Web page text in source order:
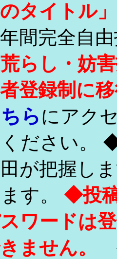
タイトル
間完全自
荒らし・妨
登録制に
らにアク
ださい。
が把握し
す。 ◆投
ワードは
ません。